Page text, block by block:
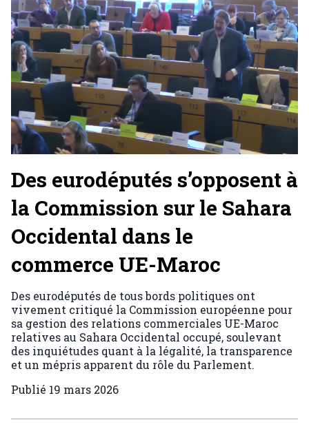
Des eurodéputés s’opposent à
la Commission sur le Sahara
Occidental dans le
commerce UE-Maroc
Des eurodéputés de tous bords politiques ont
vivement critiqué la Commission européenne pour
sa gestion des relations commerciales UE-Maroc
relatives au Sahara Occidental occupé, soulevant
des inquiétudes quant à la légalité, la transparence
et un mépris apparent du rôle du Parlement.
Publié 19 mars 2026